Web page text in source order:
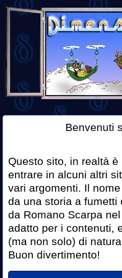
Benvenuti
Questo sito, in realtà
entrare in alcuni altri
vari argomenti. Il
da una storia a fumetti
da Romano Scarpa
adatto per i contenuti,
(ma non solo) di
Buon divertimento!